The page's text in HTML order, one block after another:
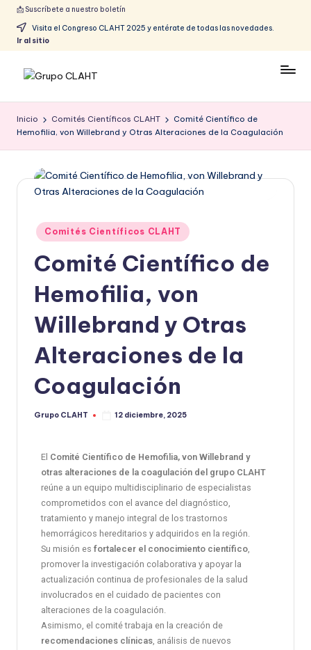
📩 Suscríbete a nuestro boletín
Visita el Congreso CLAHT 2025 y entérate de todas las novedades.
Ir al sitio
Inicio Comités Científicos CLAHT
Comité Científico de
Hemofilia, von Willebrand y Otras Alteraciones de la Coagulación
Comités Científicos CLAHT
Comité Científico de
Hemofilia, von
Willebrand y Otras
Alteraciones de la
Coagulación
Grupo CLAHT 12 diciembre, 2025
El Comité Científico de Hemofilia, von Willebrand y
otras alteraciones de la coagulación del grupo CLAHT
reúne a un equipo multidisciplinario de especialistas
comprometidos con el avance del diagnóstico,
tratamiento y manejo integral de los trastornos
hemorrágicos hereditarios y adquiridos en la región.
Su misión es fortalecer el conocimiento científico,
promover la investigación colaborativa y apoyar la
actualización continua de profesionales de la salud
involucrados en el cuidado de pacientes con
alteraciones de la coagulación.
Asimismo, el comité trabaja en la creación de
recomendaciones clínicas, análisis de nuevos